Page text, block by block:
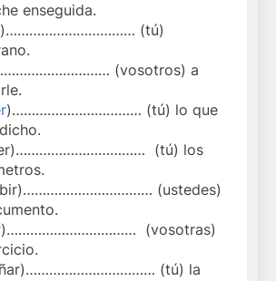
enseguida.
)…………………………… (tú)
(vosotros) a
)…………………………… (tú) lo que
(tú) los
(ustedes)
)…………………………… (vosotras)
(tú) la